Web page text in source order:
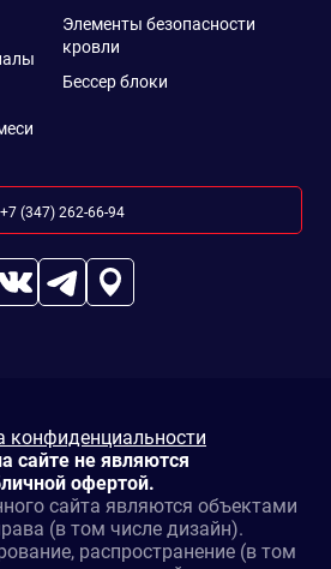
Элементы безопасности
кровли
Бессер блоки
+7 (347) 262-66-94
сайте не являются
офертой.
сайта являются объектами
(в том числе дизайн).
распространение (в том
конфиденциальности